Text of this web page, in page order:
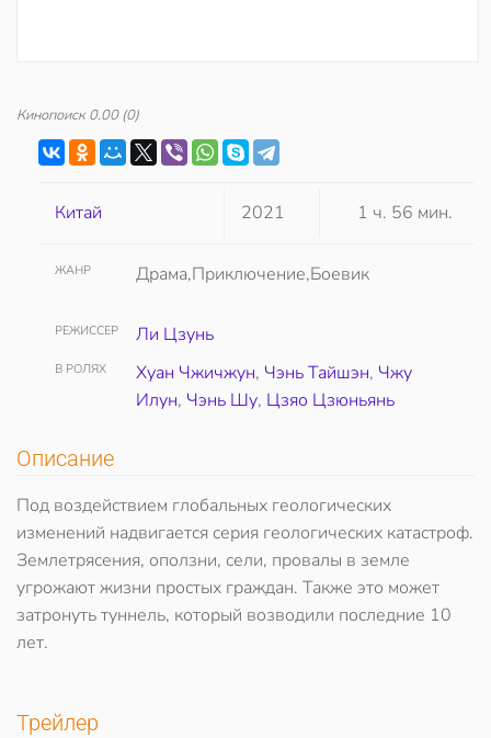
Кинопоиск 0.00(0)
Китай 2021 1 ч. 56 мин.
ЖАНР Драма,Приключение,Боевик
РЕЖИССЕР Ли Цзунь
В РОЛЯХ Хуан Чжичжун, Чэнь Тайшэн, Чжу
Илун, Чэнь Шу, Цзяо Цзюньянь
Описание
Под воздействием глобальных геологических
изменений надвигается серия геологических катастроф.
Землетрясения, оползни, сели, провалы в земле
угрожают жизни простых граждан. Также это может
затронуть туннель, который возводили последние 10
лет.
Трейлер